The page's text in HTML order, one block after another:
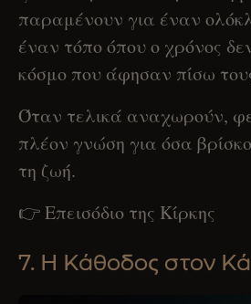
παραμένουν για έναν
έναν τόπο όπου ο χρόνος
κόσμο που άφησαν πίσω
Όταν τελικά αναχωρούν,
πλέον γνώση για όσα
τη ζωή.
👉 Επεισόδιο της Κίρκης
7. Η Κάθοδος στον